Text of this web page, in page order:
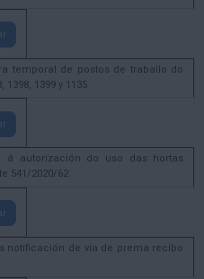
temporal de postos de traballo do
1399 y 1135
á autorización do uso das hortas
541/2020/62
notificación de vía de prema recibo